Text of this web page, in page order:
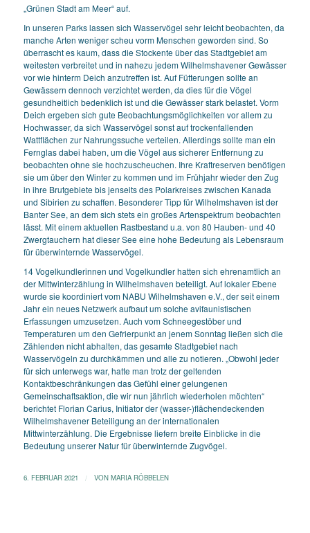
„Grünen Stadt am Meer“ auf.
In unseren Parks lassen sich Wasservögel sehr leicht beobachten, da
manche Arten weniger scheu vorm Menschen geworden sind. So
überrascht es kaum, dass die Stockente über das Stadtgebiet am
weitesten verbreitet und in nahezu jedem Wilhelmshavener Gewässer
vor wie hinterm Deich anzutreffen ist. Auf Fütterungen sollte an
Gewässern dennoch verzichtet werden, da dies für die Vögel
gesundheitlich bedenklich ist und die Gewässer stark belastet. Vorm
Deich ergeben sich gute Beobachtungsmöglichkeiten vor allem zu
Hochwasser, da sich Wasservögel sonst auf trockenfallenden
Wattflächen zur Nahrungssuche verteilen. Allerdings sollte man ein
Fernglas dabei haben, um die Vögel aus sicherer Entfernung zu
beobachten ohne sie hochzuscheuchen. Ihre Kraftreserven benötigen
sie um über den Winter zu kommen und im Frühjahr wieder den Zug
in ihre Brutgebiete bis jenseits des Polarkreises zwischen Kanada
und Sibirien zu schaffen. Besonderer Tipp für Wilhelmshaven ist der
Banter See, an dem sich stets ein großes Artenspektrum beobachten
lässt. Mit einem aktuellen Rastbestand u.a. von 80 Hauben- und 40
Zwergtauchern hat dieser See eine hohe Bedeutung als Lebensraum
für überwinternde Wasservögel.
14 Vogelkundlerinnen und Vogelkundler hatten sich ehrenamtlich an
der Mittwinterzählung in Wilhelmshaven beteiligt. Auf lokaler Ebene
wurde sie koordiniert vom NABU Wilhelmshaven e.V., der seit einem
Jahr ein neues Netzwerk aufbaut um solche avifaunistischen
Erfassungen umzusetzen. Auch vom Schneegestöber und
Temperaturen um den Gefrierpunkt an jenem Sonntag ließen sich die
Zählenden nicht abhalten, das gesamte Stadtgebiet nach
Wasservögeln zu durchkämmen und alle zu notieren. „Obwohl jeder
für sich unterwegs war, hatte man trotz der geltenden
Kontaktbeschränkungen das Gefühl einer gelungenen
Gemeinschaftsaktion, die wir nun jährlich wiederholen möchten“
berichtet Florian Carius, Initiator der (wasser-)flächendeckenden
Wilhelmshavener Beteiligung an der internationalen
Mittwinterzählung. Die Ergebnisse liefern breite Einblicke in die
Bedeutung unserer Natur für überwinternde Zugvögel.
6. FEBRUAR 2021 / VON MARIA RÖBBELEN